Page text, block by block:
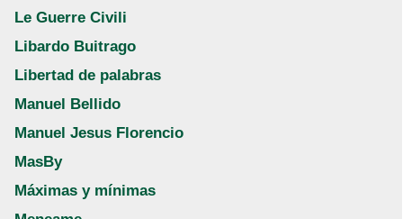
Le Guerre Civili
Libardo Buitrago
Libertad de palabras
Manuel Bellido
Manuel Jesus Florencio
MasBy
Máximas y mínimas